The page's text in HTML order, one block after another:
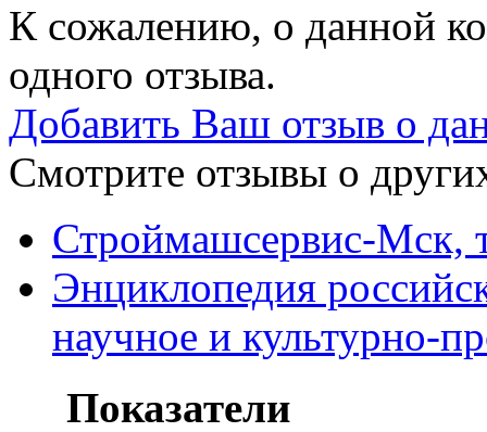
К сожалению, о данной
одного отзыва.
Добавить Ваш отзыв о
Смотрите отзывы о
Строймашсервис-Мск,
Энциклопедия
научное и культурно-
Показатели